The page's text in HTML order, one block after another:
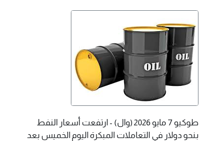
طوكيو 7 مايو 2026 (وال) - ارتفعت أسعار ‌النفط
بنحو دولار في التعاملات المبكرة اليوم الخميس بعد